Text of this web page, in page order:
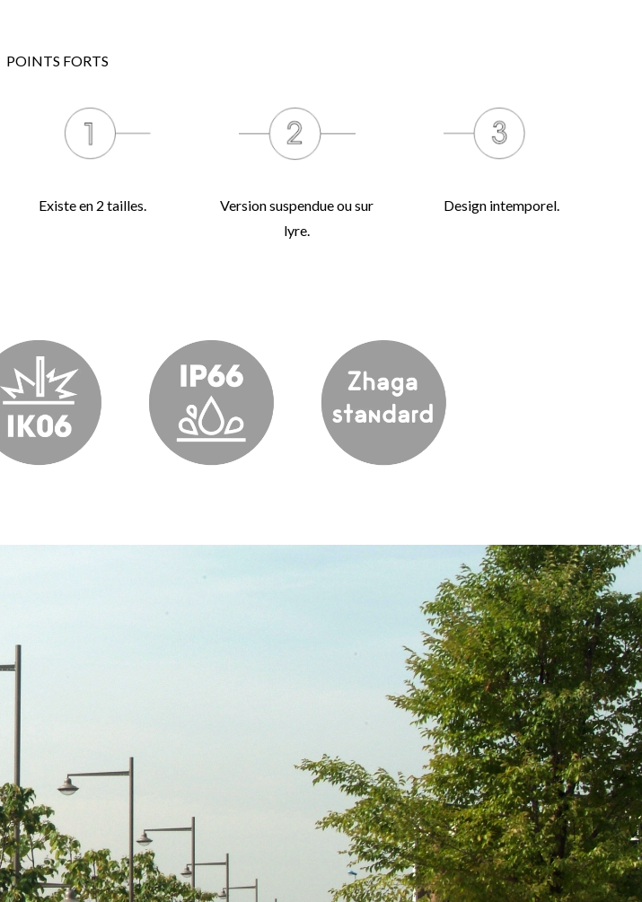
POINTS FORTS
Existe en 2 tailles.
Version suspendue ou sur
lyre.
Design intemporel.